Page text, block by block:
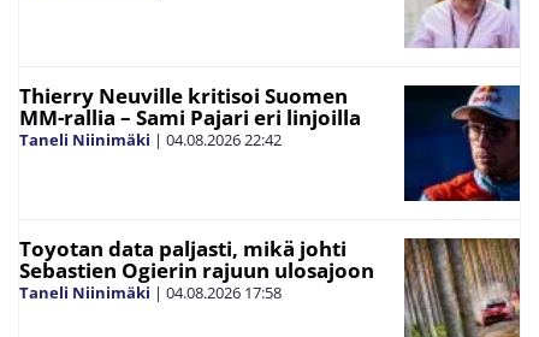
Thierry Neuville kritisoi Suomen
MM-rallia – Sami Pajari eri linjoilla
Taneli Niinimäki | 04.08.202622:42
Toyotan data paljasti, mikä johti
Sebastien Ogierin rajuun ulosajoon
Taneli Niinimäki | 04.08.2026 17:58